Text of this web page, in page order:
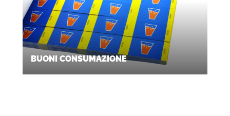
BUONI CONSUMAZIONE